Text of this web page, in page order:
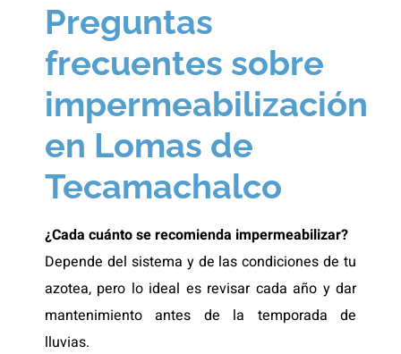
Preguntas
frecuentes sobre
impermeabilización
en Lomas de
Tecamachalco
¿Cada cuánto se recomienda impermeabilizar?
Depende del sistema y de las condiciones de tu
azotea, pero lo ideal es revisar cada año y dar
mantenimiento antes de la temporada de
lluvias.